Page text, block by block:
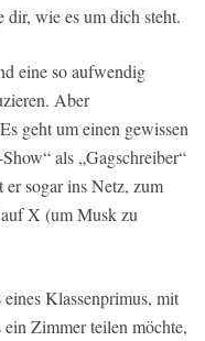
dir, wie es um dich steht.
eine so aufwendig
Aber
geht um einen gewissen
als „Gagschreiber“
sogar ins Netz, zum
X (um Musk zu
Klassenprimus, mit
Zimmer teilen möchte,